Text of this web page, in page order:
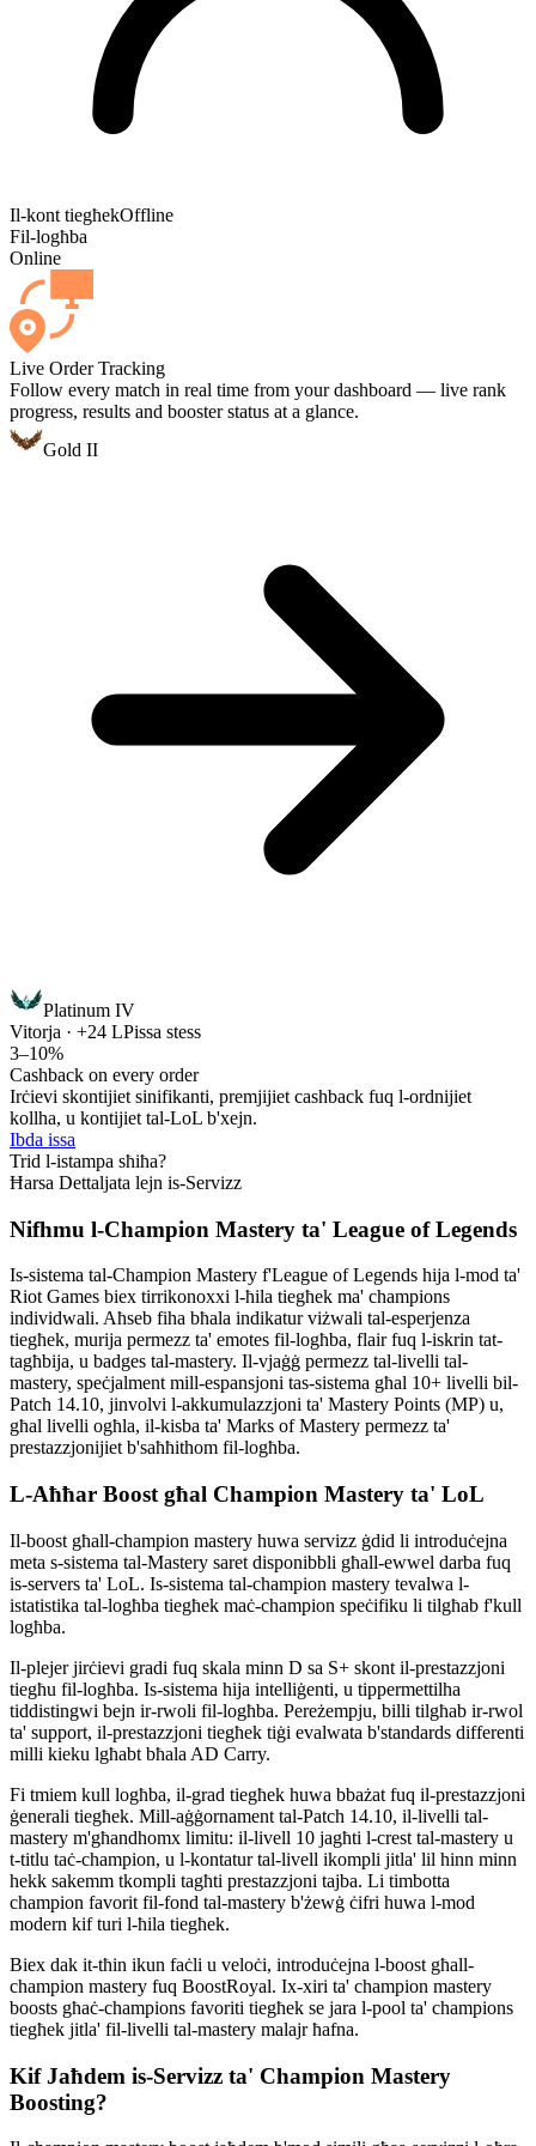
Il-kont tiegħekOffline
Fil-logħba
Online
Live Order Tracking
Follow every match in real time from your dashboard — live rank
progress, results and booster status at a glance.
Gold II
Platinum IV
Vitorja · +24 LPissa stess
3–10%
Cashback on every order
Irċievi skontijiet sinifikanti, premjijiet cashback fuq l-ordnijiet
kollha, u kontijiet tal-LoL b'xejn.
Ibda issa
Trid l-istampa sħiħa?
Ħarsa Dettaljata lejn is-Servizz
Nifhmu l-Champion Mastery ta' League of Legends
Is-sistema tal-Champion Mastery f'League of Legends hija l-mod ta'
Riot Games biex tirrikonoxxi l-ħila tiegħek ma' champions
individwali. Aħseb fiha bħala indikatur viżwali tal-esperjenza
tiegħek, murija permezz ta' emotes fil-logħba, flair fuq l-iskrin tat-
tagħbija, u badges tal-mastery. Il-vjaġġ permezz tal-livelli tal-
mastery, speċjalment mill-espansjoni tas-sistema għal 10+ livelli bil-
Patch 14.10, jinvolvi l-akkumulazzjoni ta' Mastery Points (MP) u,
għal livelli ogħla, il-kisba ta' Marks of Mastery permezz ta'
prestazzjonijiet b'saħħithom fil-logħba.
L-Aħħar Boost għal Champion Mastery ta' LoL
Il-boost għall-champion mastery huwa servizz ġdid li introduċejna
meta s-sistema tal-Mastery saret disponibbli għall-ewwel darba fuq
is-servers ta' LoL. Is-sistema tal-champion mastery tevalwa l-
istatistika tal-logħba tiegħek maċ-champion speċifiku li tilgħab f'kull
logħba.
Il-plejer jirċievi gradi fuq skala minn D sa S+ skont il-prestazzjoni
tiegħu fil-logħba. Is-sistema hija intelliġenti, u tippermettilha
tiddistingwi bejn ir-rwoli fil-logħba. Pereżempju, billi tilgħab ir-rwol
ta' support, il-prestazzjoni tiegħek tiġi evalwata b'standards differenti
milli kieku lgħabt bħala AD Carry.
Fi tmiem kull logħba, il-grad tiegħek huwa bbażat fuq il-prestazzjoni
ġenerali tiegħek. Mill-aġġornament tal-Patch 14.10, il-livelli tal-
mastery m'għandhomx limitu: il-livell 10 jagħti l-crest tal-mastery u
t-titlu taċ-champion, u l-kontatur tal-livell ikompli jitla' lil hinn minn
hekk sakemm tkompli tagħti prestazzjoni tajba. Li timbotta
champion favorit fil-fond tal-mastery b'żewġ ċifri huwa l-mod
modern kif turi l-ħila tiegħek.
Biex dak it-tħin ikun faċli u veloċi, introduċejna l-boost għall-
champion mastery fuq BoostRoyal. Ix-xiri ta' champion mastery
boosts għaċ-champions favoriti tiegħek se jara l-pool ta' champions
tiegħek jitla' fil-livelli tal-mastery malajr ħafna.
Kif Jaħdem is-Servizz ta' Champion Mastery
Boosting?